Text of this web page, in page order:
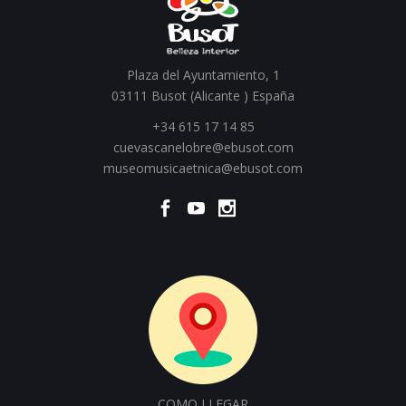
Plaza del Ayuntamiento, 1
03111 Busot (Alicante ) España
+34 615 17 14 85
cuevascanelobre@ebusot.com
museomusicaetnica@ebusot.com